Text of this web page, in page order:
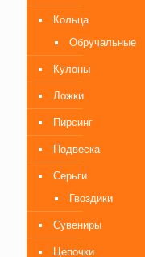
Кольца
Обручальные
Кулоны
Ложки
Пирсинг
Подвеска
Серьги
Гвоздики
Сувениры
Цепочки